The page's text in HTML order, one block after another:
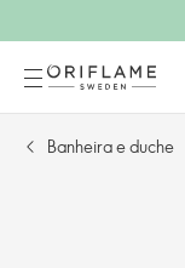
Banheira e duche